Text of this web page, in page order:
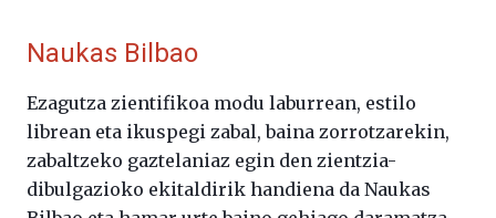
Naukas Bilbao
Ezagutza zientifikoa modu laburrean, estilo
librean eta ikuspegi zabal, baina zorrotzarekin,
zabaltzeko gaztelaniaz egin den zientzia-
dibulgazioko ekitaldirik handiena da Naukas